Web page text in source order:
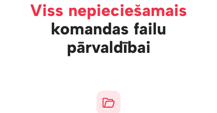
Viss nepieciešamais
komandas failu
pārvaldībai